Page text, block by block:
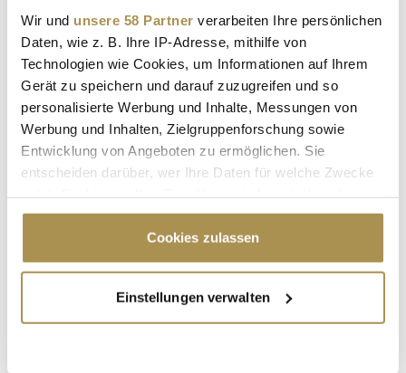
Wir und unsere 58 Partner verarbeiten Ihre persönlichen
Daten, wie z. B. Ihre IP-Adresse, mithilfe von
Technologien wie Cookies, um Informationen auf Ihrem
Gerät zu speichern und darauf zuzugreifen und so
personalisierte Werbung und Inhalte, Messungen von
Werbung und Inhalten, Zielgruppenforschung sowie
Entwicklung von Angeboten zu ermöglichen. Sie
entscheiden darüber, wer Ihre Daten für welche Zwecke
Cookie-Erklärung oder durch Klicken auf das Privacy
Trigger Symbol ändern oder widerrufen
Informationen über Ihre geografische Lage
erfassen, welche bis auf einige Meter genau sein
Cookies zulassen
Einstellungen verwalten